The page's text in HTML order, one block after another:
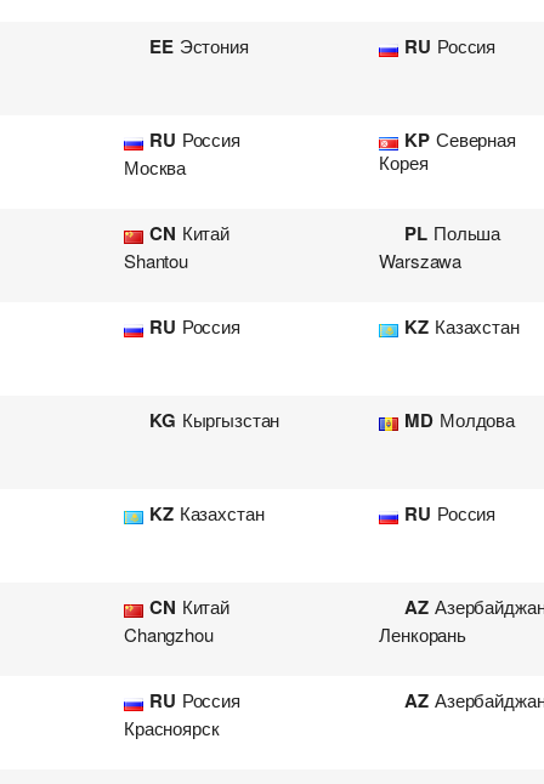
Добавить груз для Ж.Д.
Добавить транспорт для
EE Эстония RU Россия
RU Россия
Москва
KP Северная
Корея
CN Китай
Shantou
PL Польша
Warszawa
RU Россия KZ Казахстан
KG Кыргызстан MD Молдова
KZ Казахстан RU Россия
CN Китай
Changzhou
AZ
Ленкорань
RU Россия
Красноярск
AZ
Узнать стоимость перевозки
Разместить транспорт для